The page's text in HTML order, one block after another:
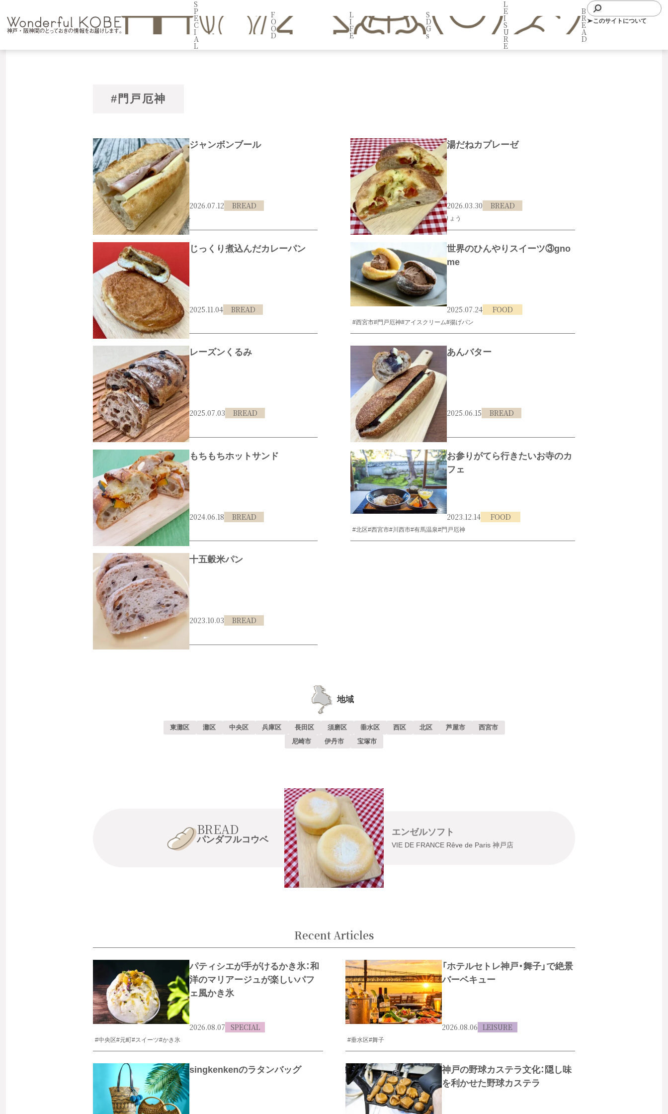
S
P
E
C
I
A
L
F
O
O
D
L
I
F
E
S
D
G
s
L
E
I
S
U
R
E
B
R
E
A
D
このサイトについて
#門戸厄神
ジャンボンブール
2026.07.12 BREAD
#西宮市#門戸厄神#ベーカリー マル
湯だねカプレーゼ
2026.03.30 BREAD
#西宮市#門戸厄神 #門戸桟敷 パン りょう
じっくり煮込んだカレーパン
2025.11.04 BREAD
#西宮市#門戸厄神#カレーパン
世界のひんやりスイーツ③gno
me
2025.07.24 FOOD
#西宮市#門戸厄神#アイスクリーム#揚げパン
レーズンくるみ
2025.07.03 BREAD
#西宮市#門戸厄神
あんバター
2025.06.15 BREAD
#西宮市#門戸厄神
もちもちホットサンド
2024.06.18 BREAD
#西宮市 #サンドイッチ
お参りがてら行きたいお寺のカ
フェ
2023.12.14 FOOD
#北区#西宮市#川西市#有馬温泉#門戸厄神
十五穀米パン
2023.10.03 BREAD
#西宮市#門戸厄神
地域
東灘区 灘区 中央区 兵庫区 長田区 須磨区 垂水区 西区 北区 芦屋市
西宮市
尼崎市
伊丹市 宝塚市
BREAD
パンダフルコウベ
エンゼルソフト
VIE DE FRANCE Rêve de Paris 神戸店
Recent Articles
パティシエが手がけるかき氷：和
洋のマリアージュが楽しいパフ
ェ風かき氷
2026.08.07 SPECIAL
#中央区#元町#スイーツ#かき氷
「ホテルセトレ神戸・舞子」で絶景
バーベキュー
2026.08.06 LEISURE
#垂水区#舞子
singkenkenのラタンバッグ
神戸の野球カステラ文化：隠し味
を利かせた野球カステラ